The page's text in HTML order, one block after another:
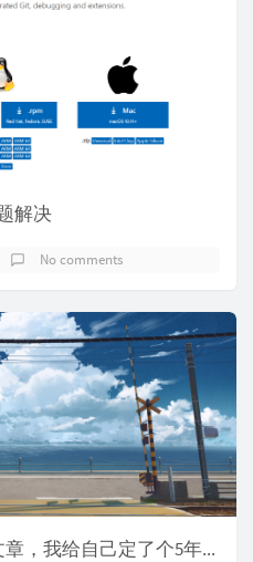
解决
No comments
看完左耳朵耗子的116篇文章，我给自己定了个5年技术规划